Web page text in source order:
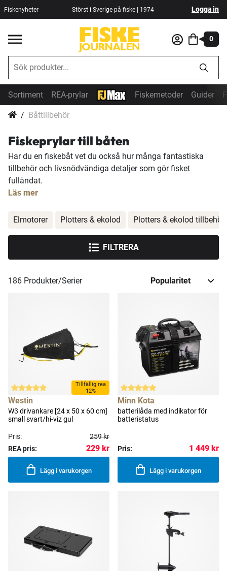
Fiskenyheter Störst i Sverige på fiske | 1974 Logga in
0
Sortiment REA-prylar Fiskemetoder Guider
Båttillbehör
Fiskeprylar till båten
Har du en fiskebåt vet du också hur många fantastiska
tillbehör och livsnödvändiga detaljer som gör fisket
fulländat.
Läs mer
186 Produkter/Serier
Tillfällig rea
12%
Westin
W3 drivankare [24 x 50 x 60 cm]
small svart/hi-viz gul
Pris:
259 kr
REA pris:
229 kr
Lägg i varukorgen
Minn Kota
batterilåda med indikator för
batteristatus
Pris: 1 449 kr
Lägg i varukorgen
Elmotorer Plotters & ekolod Plotters & ekolod tillbehör
FILTRERA